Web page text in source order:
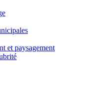
et paysagement